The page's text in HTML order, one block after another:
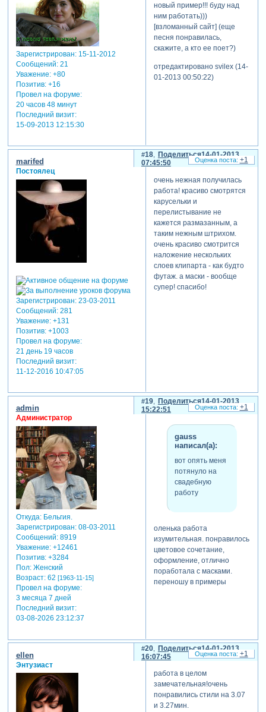
Зарегистрирован: 15-11-2012
Сообщений:21
Уважение: +80
Позитив: +16
Провел на форуме:
20 часов 48 минут
Последний визит:
15-09-2013 12:15:30
новый пример!!! буду над
ним работать)))
[взломанный сайт] (еще
песня понравилась,
скажите, а кто ее поет?)
отредактировано svilex (14-
01-2013 00:50:22)
Поделиться
18
14-01-2013
07:45:50
marifed
Постоялец
Зарегистрирован: 23-03-2011
Сообщений:281
Уважение: +131
Позитив: +1003
Провел на форуме:
21 день 19 часов
Последний визит:
11-12-2016 10:47:05
очень нежная получилась
работа! красиво смотрятся
карусельки и
перелистывание не
кажется размазанным, а
таким нежным штрихом.
очень красиво смотрится
наложение нескольких
слоев клипарта - как будто
футаж. а маски - вообще
супер! спасибо!
+1
Поделиться
19
14-01-2013
15:22:51
admin
Администратор
Откуда:Бельгия.
Зарегистрирован: 08-03-2011
Сообщений:8919
Уважение: +12461
Позитив: +3284
Пол:Женский
Возраст:62 [1963-11-15]
Провел на форуме:
3 месяца 7 дней
Последний визит:
03-08-2026 23:12:37
gauss
написал(а):
вот опять меня
потянуло на
свадебную
работу
оленька работа
изумительная. понравилось
цветовое сочетание,
оформление, отлично
поработала с масками.
переношу в примеры
+1
Поделиться
20
14-01-2013
16:07:45
ellen
Энтузиаст
работа в целом
замечательная!очень
понравились стили на 3.07
и 3.27мин.
+1